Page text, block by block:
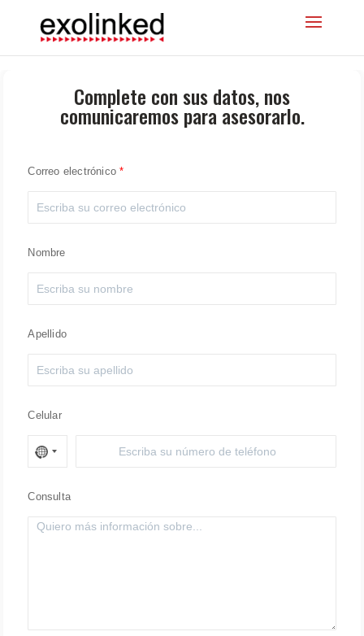
Complete con sus datos, nos
comunicaremos para asesorarlo.
Correo electrónico
Nombre
Apellido
Celular
Consulta